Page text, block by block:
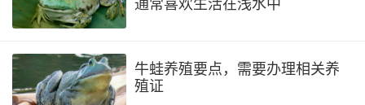
通常喜欢生活在浅水中
牛蛙养殖要点，需要办理相关养
殖证